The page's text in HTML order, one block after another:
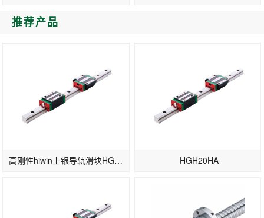
推荐产品
高刚性hiwin上银导轨滑块HGW30CB-高速型 HGH20HA